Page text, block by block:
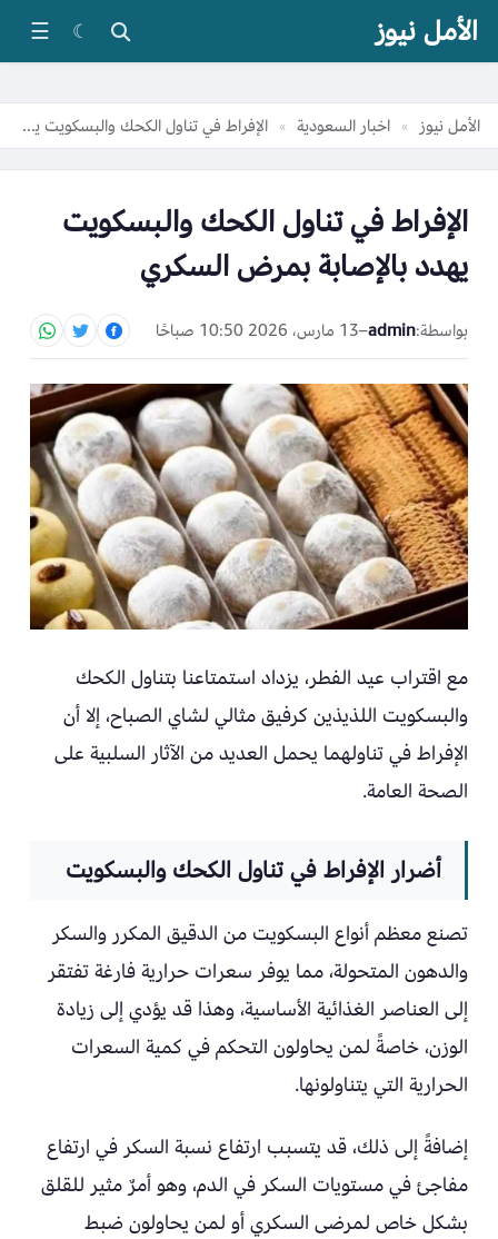
الأمل نيوز ☾
☰
الأمل نيوز » اخبار السعودية » الإفراط في تناول الكحك والبسكويت يهدد بالإصابة بمرض السكري
الإفراط في تناول الكحك والبسكويت
يهدد بالإصابة بمرض السكري
بواسطة:admin
–13 مارس، 2026 10:50 صباحًا
مع اقتراب عيد الفطر، يزداد استمتاعنا بتناول الكحك
والبسكويت اللذيذين كرفيق مثالي لشاي الصباح، إلا أن
الإفراط في تناولهما يحمل العديد من الآثار السلبية على
الصحة العامة.
أضرار الإفراط في تناول الكحك والبسكويت
تصنع معظم أنواع البسكويت من الدقيق المكرر والسكر
والدهون المتحولة، مما يوفر سعرات حرارية فارغة تفتقر
إلى العناصر الغذائية الأساسية، وهذا قد يؤدي إلى زيادة
الوزن، خاصةً لمن يحاولون التحكم في كمية السعرات
الحرارية التي يتناولونها.
إضافةً إلى ذلك، قد يتسبب ارتفاع نسبة السكر في ارتفاع
مفاجئ في مستويات السكر في الدم، وهو أمرٌ مثير للقلق
بشكل خاص لمرضى السكري أو لمن يحاولون ضبط